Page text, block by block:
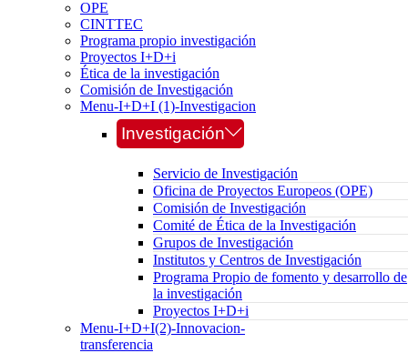
OPE
CINTTEC
Programa propio investigación
Proyectos I+D+i
Ética de la investigación
Comisión de Investigación
Menu-I+D+I (1)-Investigacion
Investigación
Servicio de Investigación
Oficina de Proyectos Europeos (OPE)
Comisión de Investigación
Comité de Ética de la Investigación
Grupos de Investigación
Institutos y Centros de Investigación
Programa Propio de fomento y desarrollo de
la investigación
Proyectos I+D+i
Menu-I+D+I(2)-Innovacion-
transferencia